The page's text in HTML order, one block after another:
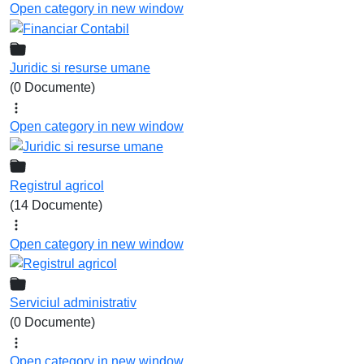
Open category in new window
Juridic si resurse umane
(0 Documente)
Open category in new window
Registrul agricol
(14 Documente)
Open category in new window
Serviciul administrativ
(0 Documente)